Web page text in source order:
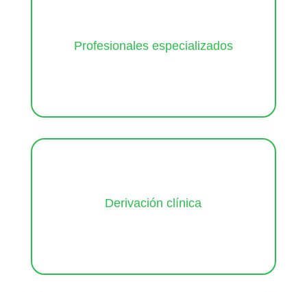
Profesionales especializados
Psicólogos entrenados en Primeros Auxilios
Derivación clínica
Articulación con psicología, psiquiatría y otros servicios